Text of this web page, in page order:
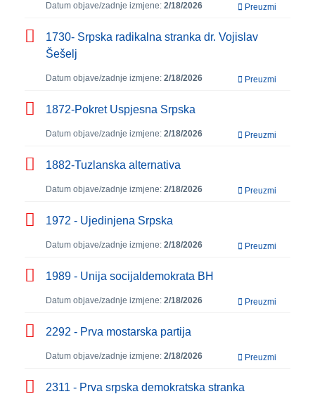
Datum objave/zadnje izmjene: 2/18/2026 Preuzmi
1730- Srpska radikalna stranka dr. Vojislav
Šešelj
Datum objave/zadnje izmjene: 2/18/2026 Preuzmi
1872-Pokret Uspjesna Srpska
Datum objave/zadnje izmjene: 2/18/2026 Preuzmi
1882-Tuzlanska alternativa
Datum objave/zadnje izmjene: 2/18/2026 Preuzmi
1972 - Ujedinjena Srpska
Datum objave/zadnje izmjene: 2/18/2026 Preuzmi
1989 - Unija socijaldemokrata BH
Datum objave/zadnje izmjene: 2/18/2026 Preuzmi
2292 - Prva mostarska partija
Datum objave/zadnje izmjene: 2/18/2026 Preuzmi
2311 - Prva srpska demokratska stranka